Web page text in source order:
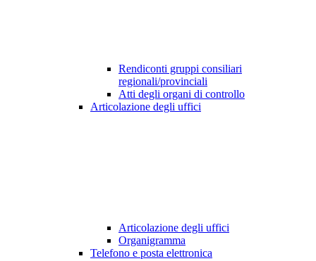
Rendiconti gruppi consiliari
regionali/provinciali
Atti degli organi di controllo
Articolazione degli uffici
Articolazione degli uffici
Organigramma
Telefono e posta elettronica